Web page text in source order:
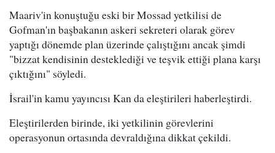
Maariv'in konuştuğu eski bir Mossad yetkilisi de
Gofman'ın başbakanın askeri sekreteri olarak görev
yaptığı dönemde plan üzerinde çalıştığını ancak şimdi
"bizzat kendisinin desteklediği ve teşvik ettiği plana karşı
çıktığını" söyledi.
İsrail'in kamu yayıncısı Kan da eleştirileri haberleştirdi.
Eleştirilerden birinde, iki yetkilinin görevlerini
operasyonun ortasında devraldığına dikkat çekildi.